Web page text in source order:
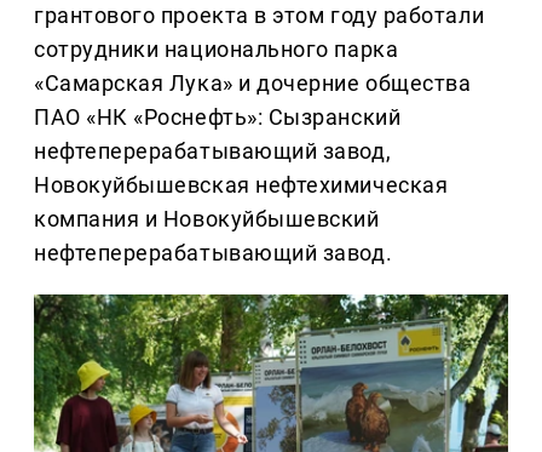
грантового проекта в этом году работали
сотрудники национального парка
«Самарская Лука» и дочерние общества
ПАО «НК «Роснефть»: Сызранский
нефтеперерабатывающий завод,
Новокуйбышевская нефтехимическая
компания и Новокуйбышевский
нефтеперерабатывающий завод.